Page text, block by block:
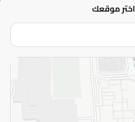
اختر موقعك
الفروع
سياسة الاستخدام